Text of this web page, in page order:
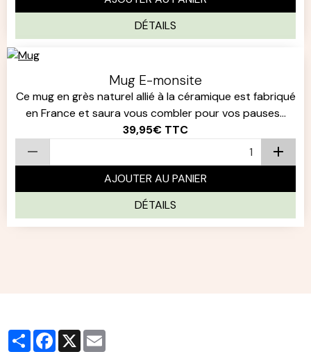
DÉTAILS
Mug E-monsite
Ce mug en grès naturel allié à la céramique est fabriqué
en France et saura vous combler pour vos pauses...
39,95€ TTC
AJOUTER AU PANIER
DÉTAILS
PartagerFacebook
X